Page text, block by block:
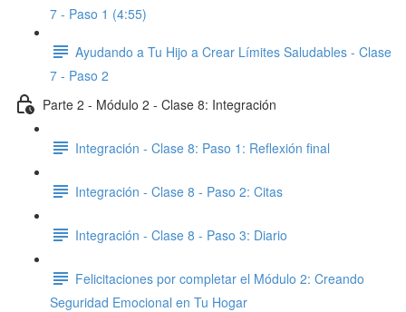
7 - Paso 1 (4:55)
Ayudando a Tu Hijo a Crear Límites Saludables - Clase
7 - Paso 2
Parte 2 - Módulo 2 - Clase 8: Integración
Integración - Clase 8: Paso 1: Reflexión final
Integración - Clase 8 - Paso 2: Citas
Integración - Clase 8 - Paso 3: Diario
Felicitaciones por completar el Módulo 2: Creando
Seguridad Emocional en Tu Hogar